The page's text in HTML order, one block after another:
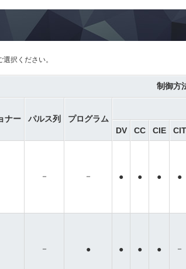
択ください。
制御方
ナー パルス列 プログラム
DV CC CIE CIT
－ － ● ● ● ●
－ ● ● ● ● －